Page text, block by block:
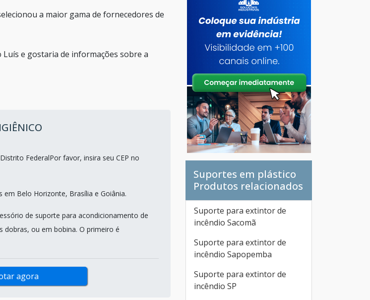
a maior gama de fornecedores de
e gostaria de informações sobre a
FederalPor favor, insira seu CEP no
Belo Horizonte, Brasília e Goiânia.
de suporte para acondicionamento de
dobras, ou em bobina. O primeiro é
agora
Suportes em plástico
Produtos relacionados
Suporte para extintor de
incêndio Sacomã
Suporte para extintor de
incêndio Sapopemba
Suporte para extintor de
incêndio SP